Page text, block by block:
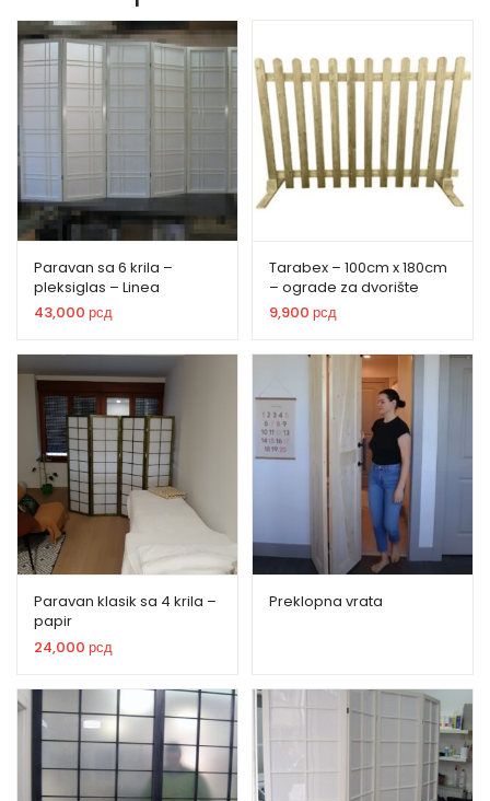
Paravan sa 6 krila –
pleksiglas – Linea
43,000 рсд
Tarabex – 100cm x 180cm
– ograde za dvorište
9,900 рсд
Paravan klasik sa 4 krila –
papir
24,000 рсд
Preklopna vrata